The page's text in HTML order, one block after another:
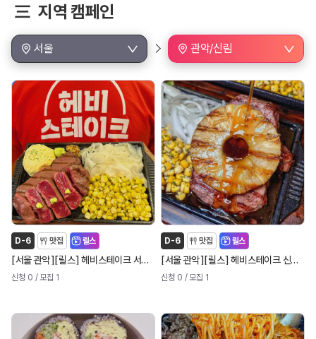
지역 캠페인
서울 관악/신림
D-6 맛집 릴스
[서울 관악][릴스]헤비스테이크 서울대입구역점
신청 0 / 모집 1
D-6 맛집 릴스
[서울 관악][릴스]헤비스테이크 신림역점
신청 0 / 모집 1